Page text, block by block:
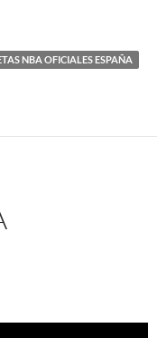
NBA OFICIALES ESPAÑA